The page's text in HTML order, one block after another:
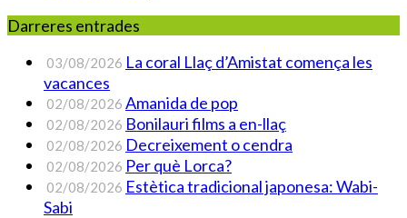
Darreres entrades
03/08/2026 La coral Llaç d’Amistat comença les
vacances
02/08/2026 Amanida de pop
02/08/2026 Bonilauri films a en-llaç
02/08/2026 Decreixement o cendra
02/08/2026 Per què Lorca?
02/08/2026 Estètica tradicional japonesa: Wabi-
Sabi